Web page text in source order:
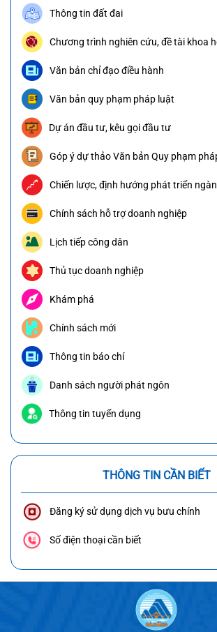
Thông tin đất đai
Chương trình nghiên cứu, đề tài khoa
Văn bản chỉ đạo điều hành
Văn bản quy phạm pháp luật
Dự án đầu tư, kêu gọi đầu tư
Góp ý dự thảo Văn bản Quy phạm
Chiến lược, định hướng phát triển
Chính sách hỗ trợ doanh nghiệp
Lịch tiếp công dân
Thủ tục doanh nghiệp
Khám phá
Chính sách mới
Thông tin báo chí
Danh sách người phát ngôn
Thông tin tuyển dụng
THÔNG TIN CẦN BIẾT
Đăng ký sử dụng dịch vụ bưu chính
Số điện thoại cần biết